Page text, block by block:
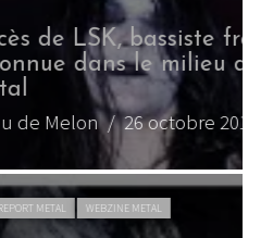
française
milieu du black
2013